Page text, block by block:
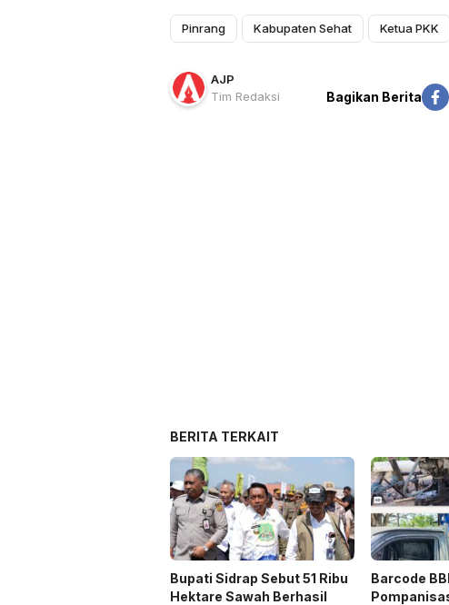
Pinrang Kabupaten Sehat Ketua PKK
AJP
Tim Redaksi
Bagikan Berita
BERITA TERKAIT
Bupati Sidrap Sebut 51 Ribu
Hektare Sawah Berhasil
Barcode